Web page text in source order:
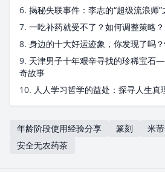
6. 揭秘失联事件：李志的“超级流浪师
7. 一吃补药就受不了？如何调整策略？
8. 身边的十大好运迹象，你发现了吗？
9. 天津男子十年艰辛寻找的珍稀宝石
奇故事
10. 人人学习哲学的益处：探寻人生真
年龄阶段使用经验分享 篆刻 米
安全无农药茶